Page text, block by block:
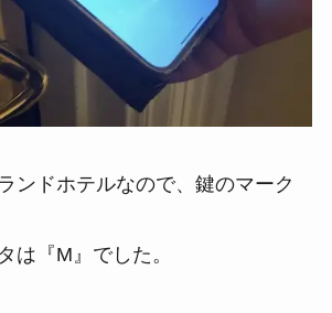
ンドホテルなので、鍵のマーク
は『M』でした。